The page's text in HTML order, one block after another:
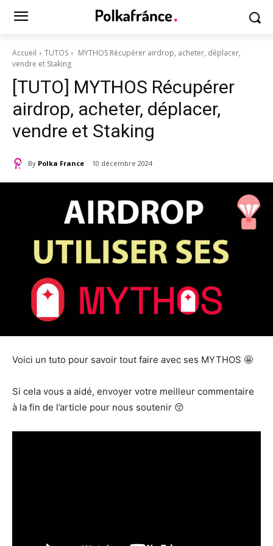
Accueil TUTOS
MYTHOS Récupérer airdrop, acheter, déplacer,
vendre et Staking
[TUTO] MYTHOS Récupérer
airdrop, acheter, déplacer,
vendre et Staking
By Polka France 10 décembre 2024
Voici un tuto pour savoir tout faire avec ses MYTHOS 🤩
Si cela vous a aidé, envoyer votre meilleur commentaire
à la fin de l’article pour nous soutenir 😚